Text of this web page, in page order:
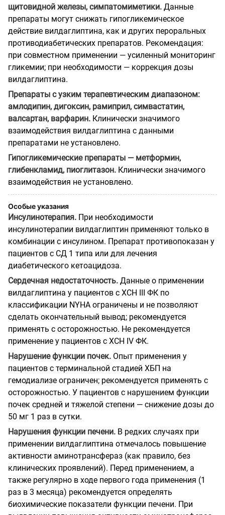
щитовидной железы, симпатомиметики. Данные
препараты могут снижать гипогликемическое
действие вилдаглиптина, как и других пероральных
противодиабетических препаратов. Рекомендация:
при совместном применении — усиленный мониторинг
гликемии; при необходимости — коррекция дозы
вилдаглиптина.
Препараты с узким терапевтическим диапазоном:
амлодипин, дигоксин, рамиприл, симвастатин,
валсартан, варфарин. Клинически значимого
взаимодействия вилдаглиптина с данными
препаратами не установлено.
Гипогликемические препараты — метформин,
глибенкламид, пиоглитазон. Клинически значимого
взаимодействия не установлено.
Особые указания
Инсулинотерапия. При необходимости
инсулинотерапии вилдаглиптин применяют только в
комбинации с инсулином. Препарат противопоказан у
пациентов с СД 1 типа или для лечения
диабетического кетоацидоза.
Сердечная недостаточность. Данные о применении
вилдаглиптина у пациентов с ХСН III ФК по
классификации NYHA ограничены и не позволяют
сделать окончательный вывод; рекомендуется
применять с осторожностью. Не рекомендуется
применение у пациентов с ХСН IV ФК.
Нарушение функции почек. Опыт применения у
пациентов с терминальной стадией ХБП на
гемодиализе ограничен; рекомендуется применять с
осторожностью. У пациентов с нарушением функции
почек средней и тяжелой степени — снижение дозы до
50 мг 1 раз в сутки.
Нарушения функции печени. В редких случаях при
применении вилдаглиптина отмечалось повышение
активности аминотрансфераз (как правило, без
клинических проявлений). Перед применением, а
также регулярно в ходе первого года применения (1
раз в 3 месяца) рекомендуется определять
биохимические показатели функции печени. При